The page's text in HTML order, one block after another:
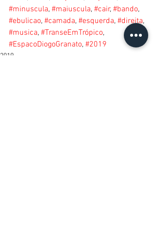
#minuscula, #maiuscula, #cair, #bando,
#ebulicao, #camada, #esquerda, #direita,
#musica, #TranseEmTrópico,
#EspacoDiogoGranato, #2019
2019